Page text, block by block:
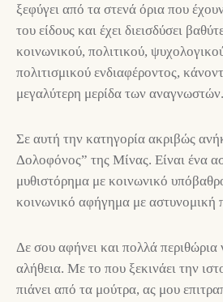
ξεφύγει από τα στενά όρια που
του είδους και έχει διεισδύσει
κοινωνικού, πολιτικού,
πολιτισμικού ενδιαφέροντος,
μεγαλύτερη μερίδα των αναγνωστών.
Σε αυτή την κατηγορία ακριβώς
Δολοφόνος” της Μίνας. Είναι ένα
μυθιστόρημα με κοινωνικό
κοινωνικό αφήγημα με αστυνομική
Δε σου αφήνει και πολλά περιθώρια
αλήθεια. Με το που ξεκινάει την
πιάνει από τα μούτρα, ας μου